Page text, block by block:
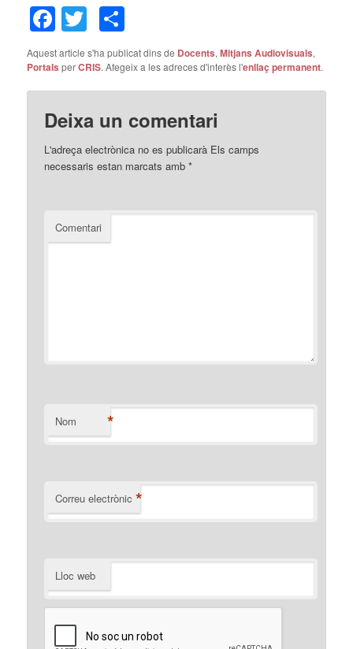
Facebook
Twitter
Aquest article s'ha publicat dins de Docents,Mitjans Audiovisuals,
Portals perCRIS. Afegeix a les adreces d'interès l'enllaç permanent.
Deixa un comentari
L'adreça electrònica no es publicarà Els camps
necessaris estan marcats amb*
Comentari
Nom *
Correu electrònic *
Lloc web